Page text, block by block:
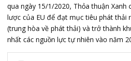
qua ngày 15/1/2020, Thỏa thuận Xanh
lược của EU để đạt mục tiêu phát thải
(trung hòa về phát thải) và trở thành
nhất các nguồn lực tự nhiên vào năm